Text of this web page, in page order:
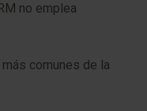
no emplea
comunes de la